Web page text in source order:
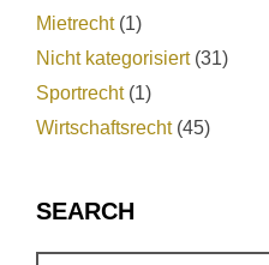
Mietrecht(1)
Nicht kategorisiert(31)
Sportrecht(1)
Wirtschaftsrecht(45)
SEARCH